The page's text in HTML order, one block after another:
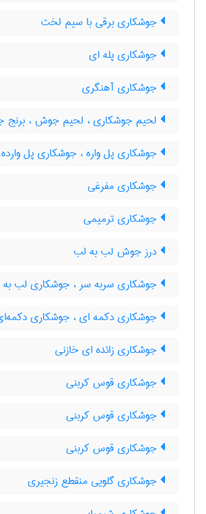
جوشکاری برقی با سیم لخت
جوشکاری پله ای
جوشکاری آهنگری
لحیم جوشکاری ، لحیم جوش ،
جوشکاری پل واره ، جوشکاری پل وارده
جوشکاری مفرغی
جوشکاری ترمیمی
درز جوش لب به لب
جوشکاری سربه سر ، جوشکاری لب
جوشکاری دکمه ای ، جوشکاری
جوشکاری زائده ای خازنی
جوشکاری قوس کربنی
جوشکاری قوس کربنی
جوشکاری قوس کربنی
جوشکاری گلویی منقطع زنجیری